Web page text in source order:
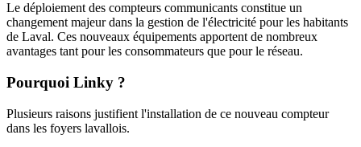
Le déploiement des compteurs communicants constitue un
changement majeur dans la gestion de l'électricité pour les habitants
de Laval. Ces nouveaux équipements apportent de nombreux
avantages tant pour les consommateurs que pour le réseau.
Pourquoi Linky ?
Plusieurs raisons justifient l'installation de ce nouveau compteur
dans les foyers lavallois.